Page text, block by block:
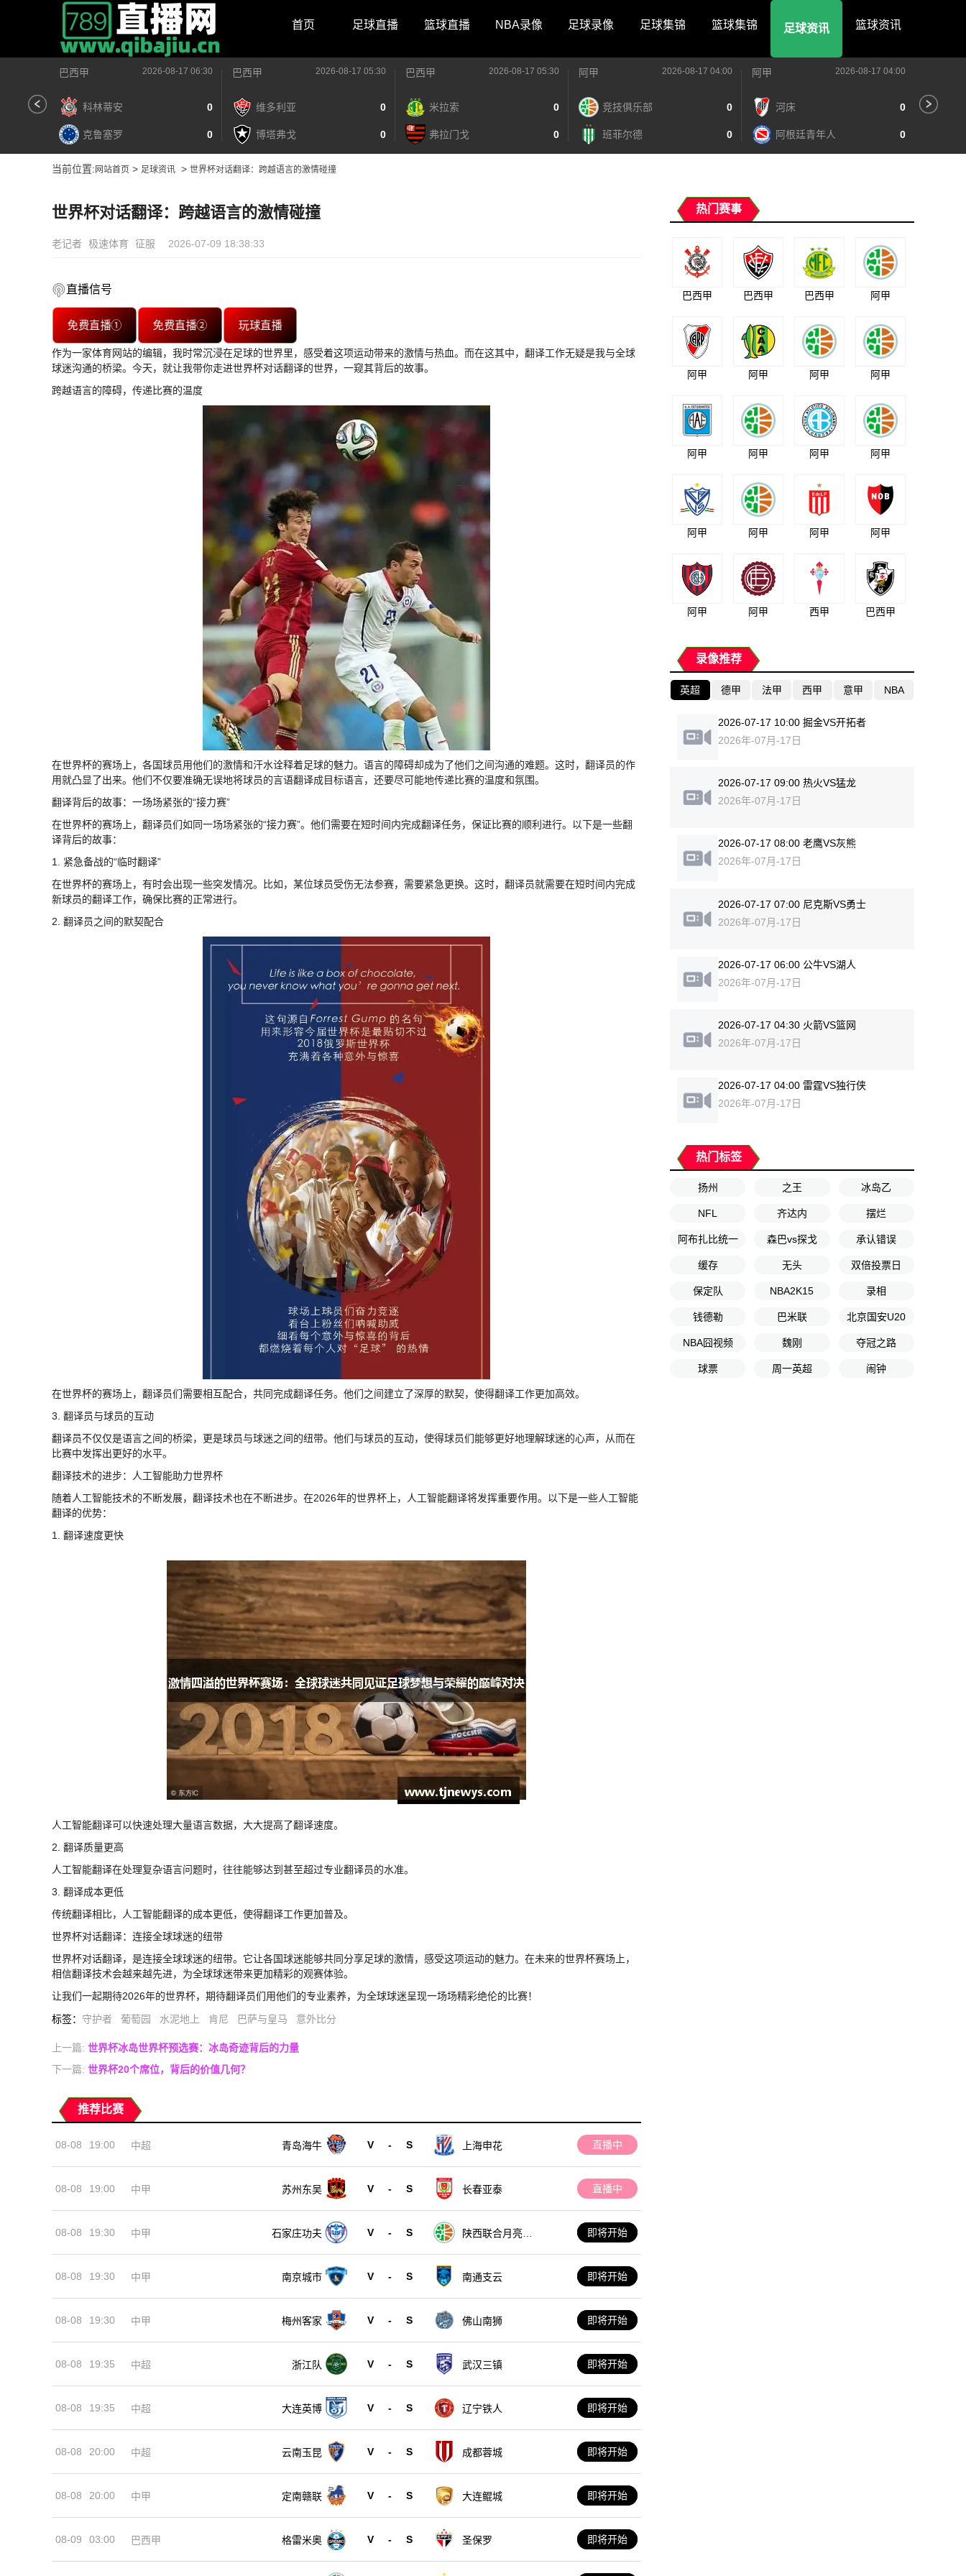
首页 足球直播 篮球直播 NBA录像 足球录像 足球集锦 篮球集锦 足球资讯 篮球资讯
巴西甲 2026-08-17 06:30
科林蒂安 0
克鲁塞罗 0
巴西甲 2026-08-17 05:30
维多利亚 0
博塔弗戈 0
巴西甲 2026-08-17 05:30
米拉索 0
弗拉门戈 0
阿甲 2026-08-17 04:00
竞技俱乐部 0
班菲尔德 0
阿甲 2026-08-17 04:00
河床 0
阿根廷青年人 0
当前位置: 网站首页 > 足球资讯 > 世界杯对话翻译：跨越语言的激情碰撞
世界杯对话翻译：跨越语言的激情碰撞
老记者 极速体育 征服 2026-07-09 18:38:33
直播信号
免费直播① 免费直播② 玩球直播
作为一家体育网站的编辑，我时常沉浸在足球的世界里，感受着这项运动带来的激情与热血。而在这其中，翻译工作无疑是我与全球
球迷沟通的桥梁。今天，就让我带你走进世界杯对话翻译的世界，一窥其背后的故事。
跨越语言的障碍，传递比赛的温度
在世界杯的赛场上，各国球员用他们的激情和汗水诠释着足球的魅力。语言的障碍却成为了他们之间沟通的难题。这时，翻译员的作
用就凸显了出来。他们不仅要准确无误地将球员的言语翻译成目标语言，还要尽可能地传递比赛的温度和氛围。
翻译背后的故事：一场场紧张的“接力赛”
在世界杯的赛场上，翻译员们如同一场场紧张的“接力赛”。他们需要在短时间内完成翻译任务，保证比赛的顺利进行。以下是一些翻
译背后的故事：
1. 紧急备战的“临时翻译”
在世界杯的赛场上，有时会出现一些突发情况。比如，某位球员受伤无法参赛，需要紧急更换。这时，翻译员就需要在短时间内完成
新球员的翻译工作，确保比赛的正常进行。
2. 翻译员之间的默契配合
在世界杯的赛场上，翻译员们需要相互配合，共同完成翻译任务。他们之间建立了深厚的默契，使得翻译工作更加高效。
3. 翻译员与球员的互动
翻译员不仅仅是语言之间的桥梁，更是球员与球迷之间的纽带。他们与球员的互动，使得球员们能够更好地理解球迷的心声，从而在
比赛中发挥出更好的水平。
翻译技术的进步：人工智能助力世界杯
随着人工智能技术的不断发展，翻译技术也在不断进步。在2026年的世界杯上，人工智能翻译将发挥重要作用。以下是一些人工智能
翻译的优势：
1. 翻译速度更快
人工智能翻译可以快速处理大量语言数据，大大提高了翻译速度。
2. 翻译质量更高
人工智能翻译在处理复杂语言问题时，往往能够达到甚至超过专业翻译员的水准。
3. 翻译成本更低
传统翻译相比，人工智能翻译的成本更低，使得翻译工作更加普及。
世界杯对话翻译：连接全球球迷的纽带
世界杯对话翻译，是连接全球球迷的纽带。它让各国球迷能够共同分享足球的激情，感受这项运动的魅力。在未来的世界杯赛场上，
相信翻译技术会越来越先进，为全球球迷带来更加精彩的观赛体验。
让我们一起期待2026年的世界杯，期待翻译员们用他们的专业素养，为全球球迷呈现一场场精彩绝伦的比赛！
标签： 守护者 葡萄园 水泥地上 肯尼 巴萨与皇马 意外比分
上一篇: 世界杯冰岛世界杯预选赛：冰岛奇迹背后的力量
下一篇: 世界杯20个席位，背后的价值几何？
推荐比赛
08-08 19:00 中超 青岛海牛 V - S 上海申花 直播中
08-08 19:00 中甲 苏州东吴 V - S 长春亚泰 直播中
08-08 19:30 中甲 石家庄功夫 V - S
陕西联合月亮泊
即将开始
08-08 19:30 中甲 南京城市 V - S 南通支云 即将开始
08-08 19:30 中甲 梅州客家 V - S 佛山南狮 即将开始
08-08 19:35 中超 浙江队 V - S 武汉三镇 即将开始
08-08 19:35 中超 大连英博 V - S 辽宁铁人 即将开始
08-08 20:00 中超 云南玉昆 V - S 成都蓉城 即将开始
08-08 20:00 中甲 定南赣联 V - S 大连鲲城 即将开始
08-09 03:00 巴西甲 格雷米奥 V - S 圣保罗 即将开始
热门赛事
巴西甲 巴西甲 巴西甲 阿甲
阿甲 阿甲 阿甲 阿甲
阿甲 阿甲 阿甲 阿甲
阿甲 阿甲 阿甲 阿甲
阿甲 阿甲 西甲 巴西甲
录像推荐
英超 德甲 法甲 西甲 意甲 NBA
2026-07-17 10:00 掘金VS开拓者
2026年-07月-17日
2026-07-17 09:00 热火VS猛龙
2026年-07月-17日
2026-07-17 08:00 老鹰VS灰熊
2026年-07月-17日
2026-07-17 07:00 尼克斯VS勇士
2026年-07月-17日
2026-07-17 06:00 公牛VS湖人
2026年-07月-17日
2026-07-17 04:30 火箭VS篮网
2026年-07月-17日
2026-07-17 04:00 雷霆VS独行侠
2026年-07月-17日
热门标签
扬州 之王 冰岛乙
NFL 齐达内 摆烂
阿布扎比统一 森巴vs探戈 承认错误
缓存 无头 双倍投票日
保定队 NBA2K15 录相
钱德勒 巴米联 北京国安U20
NBA囧视频 魏刚 夺冠之路
球票 周一英超 闹钟